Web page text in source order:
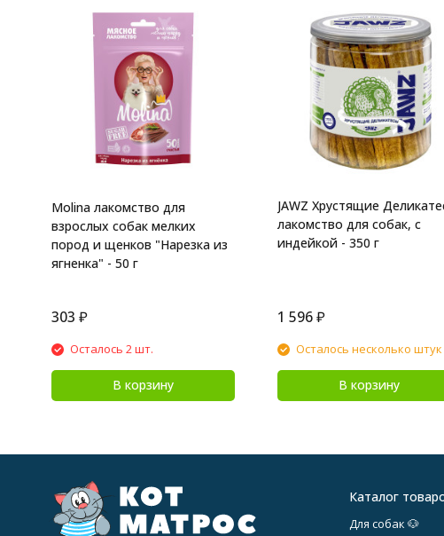
Molina лакомство для
взрослых собак мелких
пород и щенков "Нарезка из
ягненка" - 50 г
303 ₽
Осталось 2 шт.
В корзину
JAWZ Хрустящие
лакомство для собак, с
индейкой - 350 г
1 596₽
Осталось несколько штук
В корзину
Каталог
Для собак 🐶